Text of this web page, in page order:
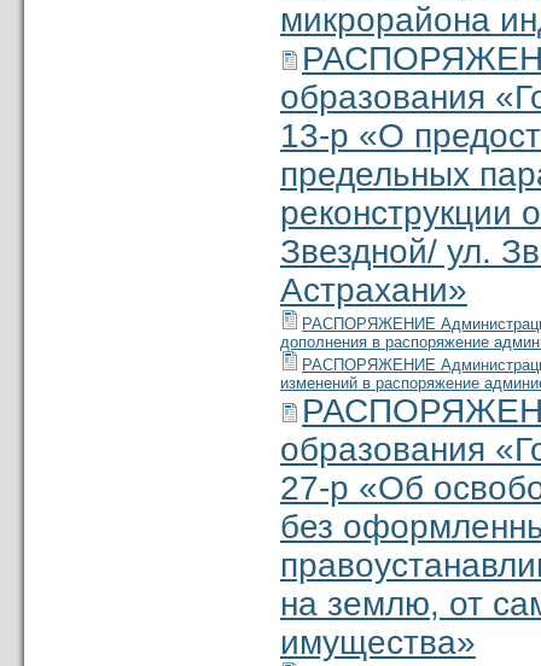
микрорайона
образования
13-р «О
предельных
реконструкции
Звездной/ ул.
Астрахани»
РАСПОРЯЖЕНИЕ
дополнения в распоряжение
РАСПОРЯЖЕНИЕ
изменений в распоряжение
образования
27-р «Об
без
на землю, от
имущества»